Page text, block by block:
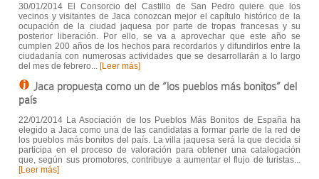
30/01/2014 El Consorcio del Castillo de San Pedro quiere que los
vecinos y visitantes de Jaca conozcan mejor el capítulo histórico de la
ocupación de la ciudad jaquesa por parte de tropas francesas y su
posterior liberación. Por ello, se va a aprovechar que este año se
cumplen 200 años de los hechos para recordarlos y difundirlos entre la
ciudadanía con numerosas actividades que se desarrollarán a lo largo
del mes de febrero... [Leer más]
Jaca propuesta como un de “los pueblos más bonitos” del
país
22/01/2014 La Asociación de los Pueblos Más Bonitos de España ha
elegido a Jaca como una de las candidatas a formar parte de la red de
los pueblos más bonitos del país. La villa jaquesa será la que decida si
participa en el proceso de valoración para obtener una catalogación
que, según sus promotores, contribuye a aumentar el flujo de turistas...
[Leer más]